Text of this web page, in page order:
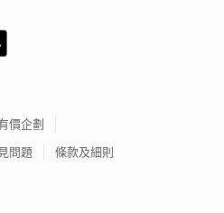
價企劃
問題 條款及細則